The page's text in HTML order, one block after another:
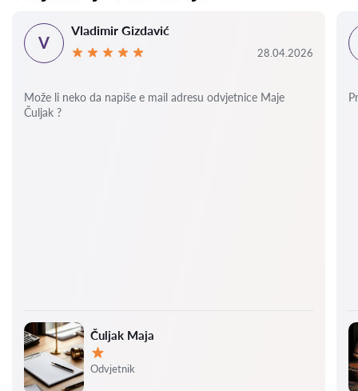
Čuljak Maja
Ocjena:
Odvjetnik
V
Vladimir Gizdavić
28.04.2026
Može li neko da napiše e mail adresu odvjetnice Maje
Čuljak ?